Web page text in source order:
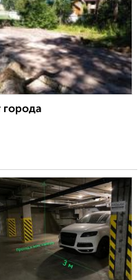
города